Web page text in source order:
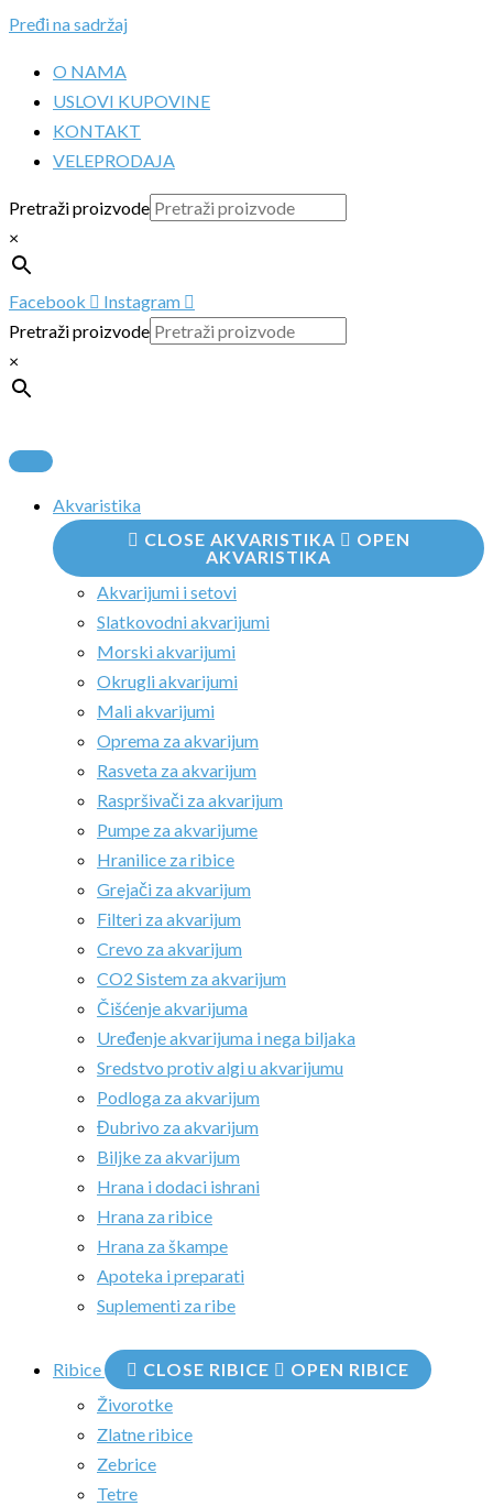
Pređi na sadržaj
O NAMA
USLOVI KUPOVINE
KONTAKT
VELEPRODAJA
Pretraži proizvode
×
Facebook
Instagram
Pretraži proizvode
×
Akvaristika
CLOSE AKVARISTIKA
OPEN
AKVARISTIKA
Akvarijumi i setovi
Slatkovodni akvarijumi
Morski akvarijumi
Okrugli akvarijumi
Mali akvarijumi
Oprema za akvarijum
Rasveta za akvarijum
Raspršivači za akvarijum
Pumpe za akvarijume
Hranilice za ribice
Grejači za akvarijum
Filteri za akvarijum
Crevo za akvarijum
CO2 Sistem za akvarijum
Čišćenje akvarijuma
Uređenje akvarijuma i nega biljaka
Sredstvo protiv algi u akvarijumu
Podloga za akvarijum
Đubrivo za akvarijum
Biljke za akvarijum
Hrana i dodaci ishrani
Hrana za ribice
Hrana za škampe
Apoteka i preparati
Suplementi za ribe
Ribice CLOSE RIBICE
OPEN RIBICE
Živorotke
Zlatne ribice
Zebrice
Tetre